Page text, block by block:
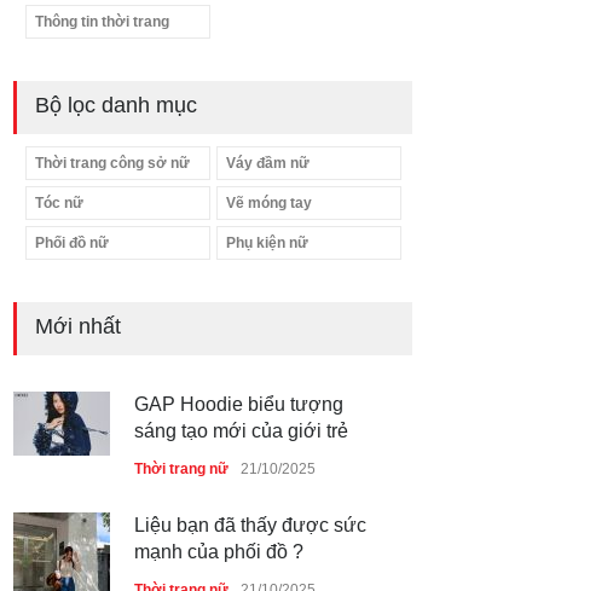
Thông tin thời trang
Bộ lọc danh mục
Thời trang công sở nữ Váy đầm nữ
Tóc nữ Vẽ móng tay
Phối đồ nữ Phụ kiện nữ
Mới nhất
GAP Hoodie biểu tượng
sáng tạo mới của giới trẻ
Thời trang nữ 21/10/2025
Liệu bạn đã thấy được sức
mạnh của phối đồ ?